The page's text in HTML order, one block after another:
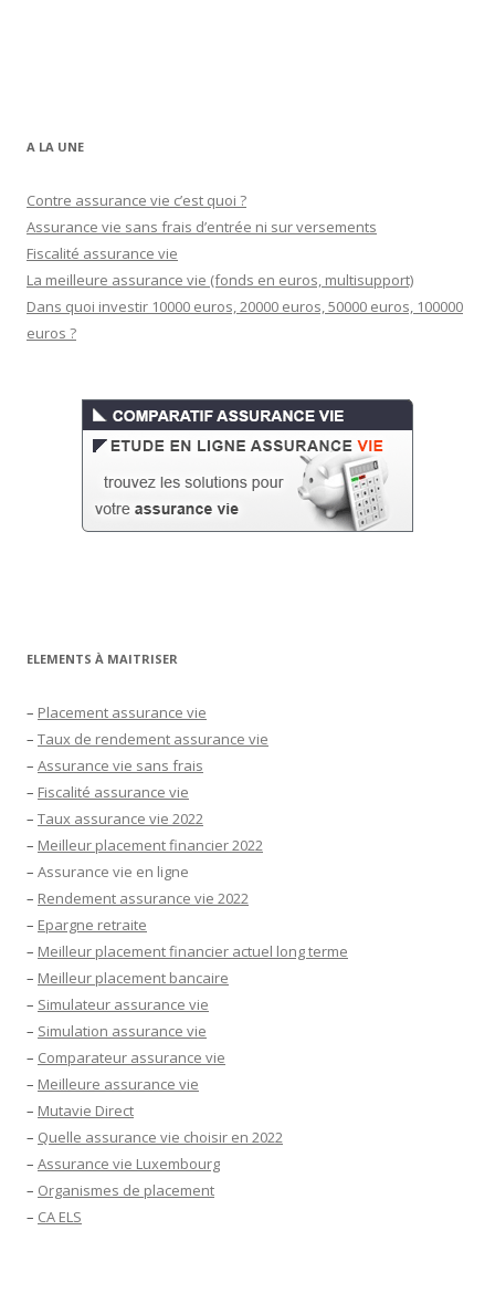
A LA UNE
Contre assurance vie c’est quoi ?
Assurance vie sans frais d’entrée ni sur versements
Fiscalité assurance vie
La meilleure assurance vie (fonds en euros, multisupport)
Dans quoi investir 10000 euros, 20000 euros, 50000 euros, 100000
euros ?
ELEMENTS À MAITRISER
– Placement assurance vie
– Taux de rendement assurance vie
– Assurance vie sans frais
– Fiscalité assurance vie
– Taux assurance vie 2022
– Meilleur placement financier 2022
– Assurance vie en ligne
– Rendement assurance vie 2022
– Epargne retraite
– Meilleur placement financier actuel long terme
– Meilleur placement bancaire
– Simulateur assurance vie
– Simulation assurance vie
– Comparateur assurance vie
– Meilleure assurance vie
– Mutavie Direct
– Quelle assurance vie choisir en 2022
– Assurance vie Luxembourg
– Organismes de placement
– CA ELS